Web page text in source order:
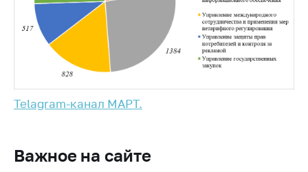
Применение мер
нетарифного
регулирования
Биржевая торговля
Выставочная
деятельность в
Защита
Telagram-канал МАРТ.
Важное на сайте